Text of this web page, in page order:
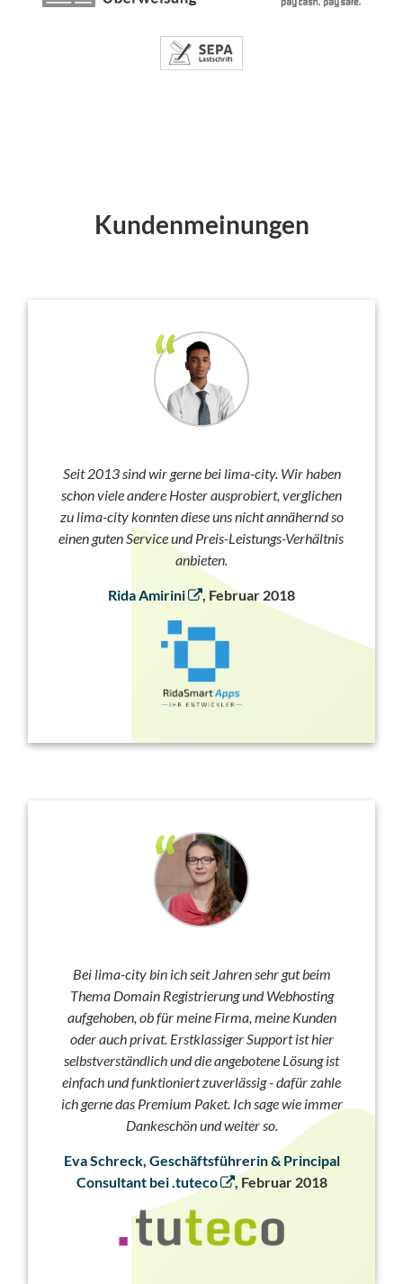
Kundenmeinungen
Seit 2013 sind wir gerne bei lima-city. Wir haben
schon viele andere Hoster ausprobiert, verglichen
zu lima-city konnten diese uns nicht annähernd so
einen guten Service und Preis-Leistungs-Verhältnis
anbieten.
Rida Amirini , Februar 2018
Bei lima-city bin ich seit Jahren sehr gut beim
Thema Domain Registrierung und Webhosting
aufgehoben, ob für meine Firma, meine Kunden
oder auch privat. Erstklassiger Support ist hier
selbstverständlich und die angebotene Lösung ist
einfach und funktioniert zuverlässig - dafür zahle
ich gerne das Premium Paket. Ich sage wie immer
Dankeschön und weiter so.
Eva Schreck, Geschäftsführerin & Principal
Consultant bei .tuteco
, Februar 2018